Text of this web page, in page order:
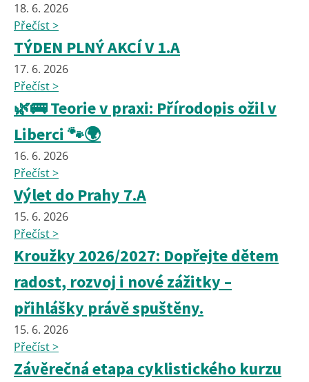
18. 6. 2026
Přečíst >
TÝDEN PLNÝ AKCÍ V 1.A
17. 6. 2026
Přečíst >
🌿🚌 Teorie v praxi: Přírodopis ožil v
Liberci 🐾🌍
16. 6. 2026
Přečíst >
Výlet do Prahy 7.A
15. 6. 2026
Přečíst >
Kroužky 2026/2027: Dopřejte dětem
radost, rozvoj i nové zážitky –
přihlášky právě spuštěny.
15. 6. 2026
Přečíst >
Závěrečná etapa cyklistického kurzu